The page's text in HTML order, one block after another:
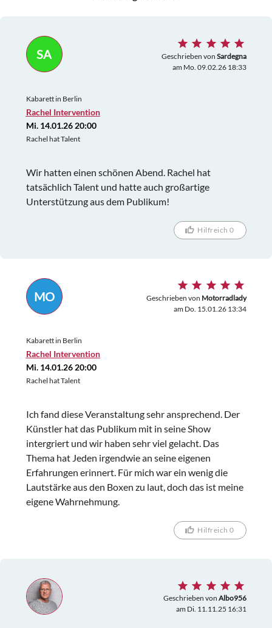
SA Geschrieben von Sardegna
am Mo. 09.02.26 18:33
Kabarett in Berlin
Rachel Intervention
Mi. 14.01.26 20:00
Rachel hat Talent
Wir hatten einen schönen Abend. Rachel hat
tatsächlich Talent und hatte auch großartige
Unterstützung aus dem Publikum!
Hilfreich 0
MO Geschrieben von Motorradlady
am Do. 15.01.26 13:34
Kabarett in Berlin
Rachel Intervention
Mi. 14.01.26 20:00
Rachel hat Talent
Ich fand diese Veranstaltung sehr ansprechend. Der
Künstler hat das Publikum mit in seine Show
intergriert und wir haben sehr viel gelacht. Das
Thema hat Jeden irgendwie an seine eigenen
Erfahrungen erinnert. Für mich war ein wenig die
Lautstärke aus den Boxen zu laut, doch das ist meine
eigene Wahrnehmung.
Hilfreich 0
Geschrieben von Albo956
am Di. 11.11.25 16:31